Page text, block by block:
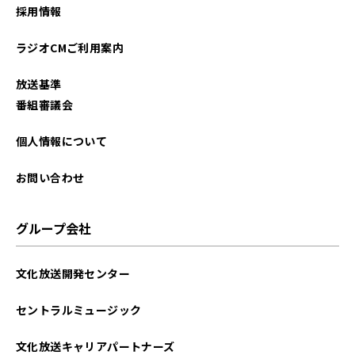
採用情報
ラジオCMご利用案内
放送基準
番組審議会
個人情報について
お問い合わせ
グループ会社
文化放送開発センター
セントラルミュージック
文化放送キャリアパートナーズ